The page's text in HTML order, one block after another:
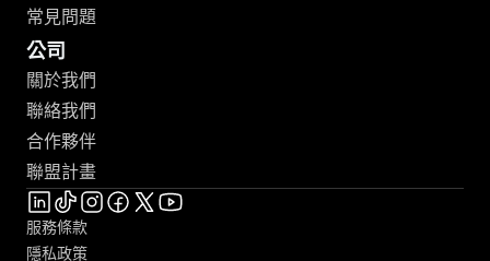
常見問題
公司
關於我們
聯絡我們
合作夥伴
聯盟計畫
服務條款
隱私政策